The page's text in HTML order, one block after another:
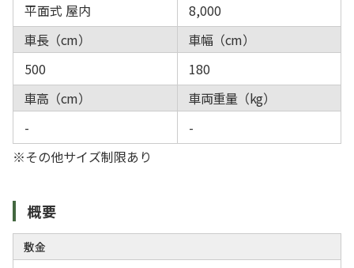
平面式 屋内
8,000
車長（cm）
車幅（cm）
500
180
車高（cm）
車両重量（kg）
-
-
※その他サイズ制限あり
概要
敷金